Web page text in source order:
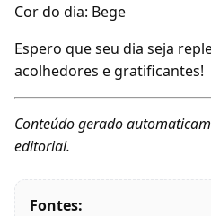
Cor do dia: Bege
Espero que seu dia seja
acolhedores e gratificantes!
Conteúdo gerado
editorial.
Fontes: